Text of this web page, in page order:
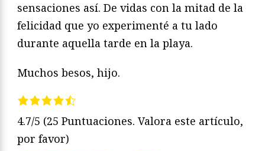
sensaciones así. De vidas con la mitad de la
felicidad que yo experimenté a tu lado
durante aquella tarde en la playa.
Muchos besos, hijo.
4.7/5 (25 Puntuaciones. Valora este artículo,
por favor)